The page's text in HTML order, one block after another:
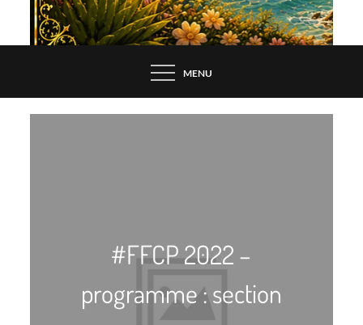
MENU
#FFCP 2022 –
programme : section